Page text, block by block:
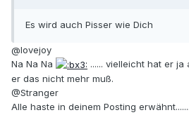
Es wird auch Pisser wie Dich
@lovejoy
Na Na Na
...... vielleicht hat er
er das nicht mehr muß.
@Stranger
Alle haste in deinem Posting